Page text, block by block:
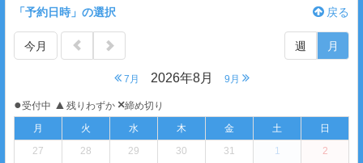
戻る
「予約日時」の選択
今月
7月 2026年8月 9月
週 月
●受付中 ▲ 残りわずか ×締め切り
月
火 水 木 金 土
日
27
28 29 30 31 1 2